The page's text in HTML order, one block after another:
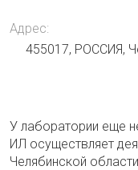
Адрес:
455017, РОССИЯ,
У лаборатории еще
ИЛ осуществляет
Челябинской